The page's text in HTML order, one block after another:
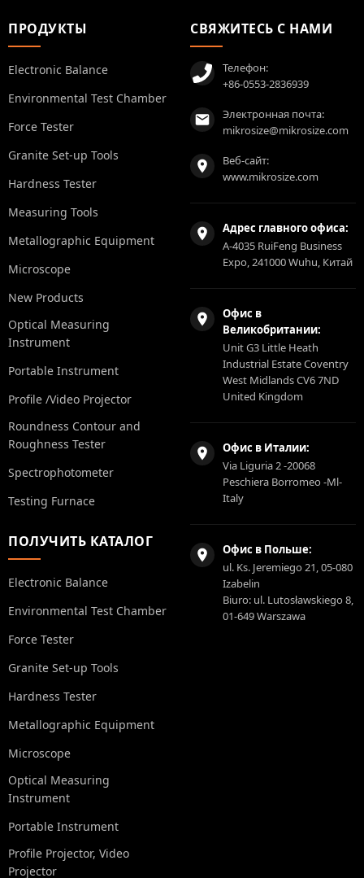
ПРОДУКТЫ
Electronic Balance
Environmental Test Chamber
Force Tester
Granite Set-up Tools
Hardness Tester
Measuring Tools
Metallographic Equipment
Microscope
New Products
Optical Measuring
Instrument
Portable Instrument
Profile /Video Projector
Roundness Contour and
Roughness Tester
Spectrophotometer
Testing Furnace
ПОЛУЧИТЬ КАТАЛОГ
Electronic Balance
Environmental Test Chamber
Force Tester
Granite Set-up Tools
Hardness Tester
Metallographic Equipment
Microscope
Optical Measuring
Instrument
Portable Instrument
Profile Projector, Video
Projector
СВЯЖИТЕСЬ С НАМИ
Телефон:
+86-0553-2836939
Электронная почта:
mikrosize@mikrosize.com
Веб-сайт:
www.mikrosize.com
Адрес главного офиса:
A-4035 RuiFeng Business
Expo, 241000 Wuhu, Китай
Офис в
Великобритании:
Unit G3 Little Heath
Industrial Estate Coventry
West Midlands CV6 7ND
United Kingdom
Офис в Италии:
Via Liguria 2 -20068
Peschiera Borromeo -Ml-
Italy
Офис в Польше:
ul. Ks. Jeremiego 21, 05-080
Izabelin
Biuro: ul. Lutosławskiego 8,
01-649 Warszawa